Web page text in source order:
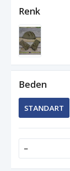
Renk
Beden
STANDART
-